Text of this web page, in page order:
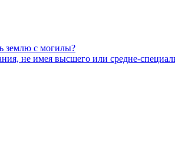
землю с могилы?
не имея высшего или средне-